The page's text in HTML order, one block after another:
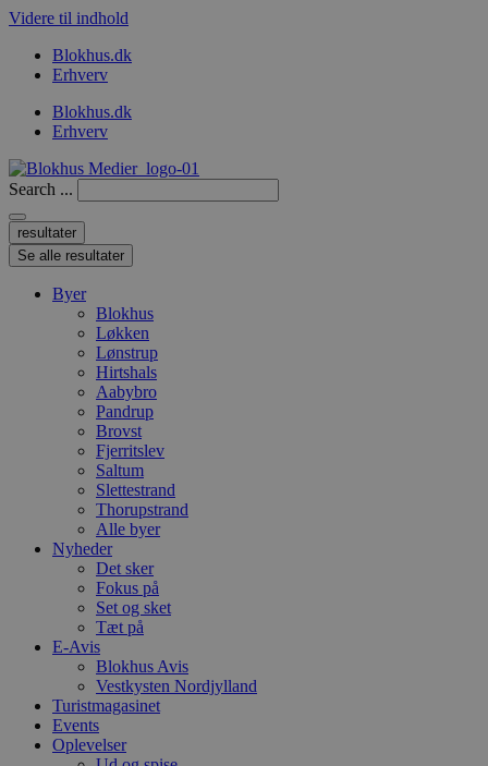
Videre til indhold
Blokhus.dk
Erhverv
Blokhus.dk
Erhverv
Search ...
resultater
Se alle resultater
Byer
Blokhus
Løkken
Lønstrup
Hirtshals
Aabybro
Pandrup
Brovst
Fjerritslev
Saltum
Slettestrand
Thorupstrand
Alle byer
Nyheder
Det sker
Fokus på
Set og sket
Tæt på
E-Avis
Blokhus Avis
Vestkysten Nordjylland
Turistmagasinet
Events
Oplevelser